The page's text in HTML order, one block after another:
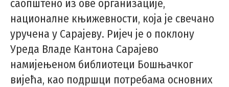
саопштено из ове организације,
националне књижевности, која је свечано
уручена у Сарајеву. Ријеч је о поклону
Уреда Владе Кантона Сарајево
намијењеном библиотеци Бошњачког
вијећа, као подршци потребама основних